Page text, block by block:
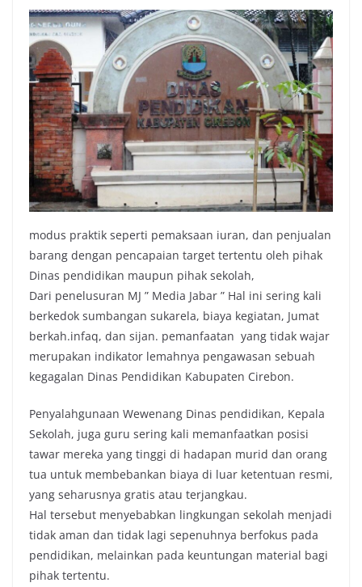
modus praktik seperti pemaksaan iuran, dan penjualan
barang dengan pencapaian target tertentu oleh pihak
Dinas pendidikan maupun pihak sekolah,
Dari penelusuran MJ ” Media Jabar ” Hal ini sering kali
berkedok sumbangan sukarela, biaya kegiatan, Jumat
berkah.infaq, dan sijan. pemanfaatan yang tidak wajar
merupakan indikator lemahnya pengawasan sebuah
kegagalan Dinas Pendidikan Kabupaten Cirebon.
Penyalahgunaan Wewenang Dinas pendidikan, Kepala
Sekolah, juga guru sering kali memanfaatkan posisi
tawar mereka yang tinggi di hadapan murid dan orang
tua untuk membebankan biaya di luar ketentuan resmi,
yang seharusnya gratis atau terjangkau.
Hal tersebut menyebabkan lingkungan sekolah menjadi
tidak aman dan tidak lagi sepenuhnya berfokus pada
pendidikan, melainkan pada keuntungan material bagi
pihak tertentu.